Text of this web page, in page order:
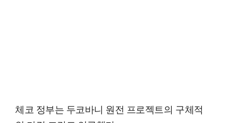
체코 정부는 두코바니 원전 프로젝트의 구체적